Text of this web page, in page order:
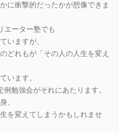
に衝撃的だったかが想像できま
エーター塾でも
いますが、
どれもが「その人の人生を変え
います。
勉強会がそれにあたります。
、
を変えてしまうかもしれませ